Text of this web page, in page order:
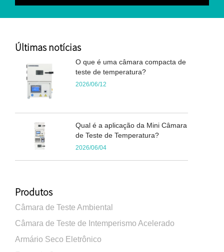
Últimas notícias
O que é uma câmara compacta de
teste de temperatura?
2026/06/12
Qual é a aplicação da Mini Câmara
de Teste de Temperatura?
2026/06/04
Produtos
Câmara de Teste Ambiental
Câmara de Teste de Intemperismo Acelerado
Armário Seco Eletrônico